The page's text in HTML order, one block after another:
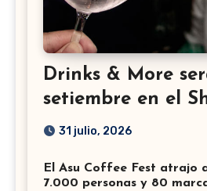
Drinks & More
setiembre en el
31 julio, 2026
El Asu Coffee Fest atrajo
7.000 personas y 80